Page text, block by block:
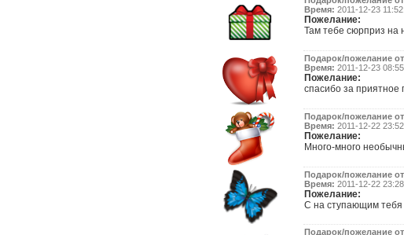
Время: 2011-12-23
Пожелание:
Там тебе сюрприз на
Подарок/пожелание
Время: 2011-12-23
Пожелание:
спасибо за приятное
Подарок/пожелание
Время: 2011-12-22
Пожелание:
Много-много
Подарок/пожелание
Время: 2011-12-22
Пожелание:
С на ступающим тебя
Подарок/пожелание